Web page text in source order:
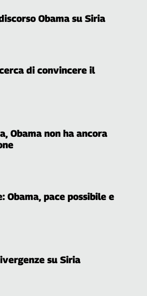
Obama su Siria
di convincere il
Obama non ha ancora
Obama, pace possibile e
su Siria